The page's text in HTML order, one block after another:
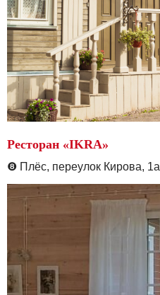
Ресторан «IKRA»
❽ Плёс, переулок Кирова, 1а